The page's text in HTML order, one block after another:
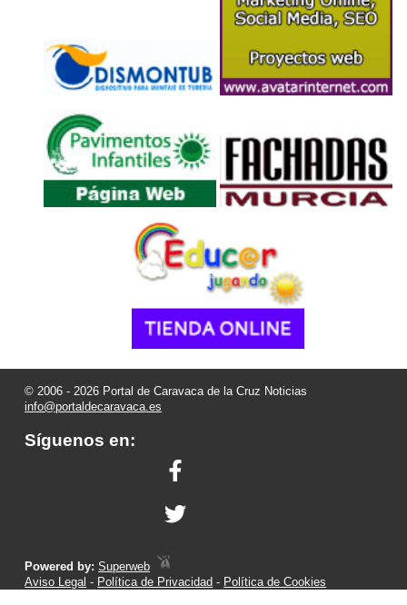
© 2006 - 2026 Portal de Caravaca de la Cruz Noticias
info@portaldecaravaca.es
Síguenos en:
Powered by:Superweb
Aviso Legal - Política de Privacidad - Política de Cookies